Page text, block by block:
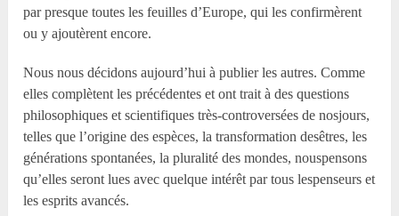
par presque toutes les feuilles d’Europe, qui les confirmèrent
ou y ajoutèrent encore.
Nous nous décidons aujourd’hui à publier les autres. Comme
elles complètent les précédentes et ont trait à des questions
philosophiques et scientifiques très-controversées de nosjours,
telles que l’origine des espèces, la transformation desêtres, les
générations spontanées, la pluralité des mondes, nouspensons
qu’elles seront lues avec quelque intérêt par tous lespenseurs et
les esprits avancés.